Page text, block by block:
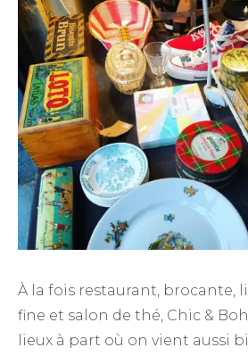
À la fois restaurant, brocante,
fine et salon de thé, Chic &
lieux à part où on vient aussi